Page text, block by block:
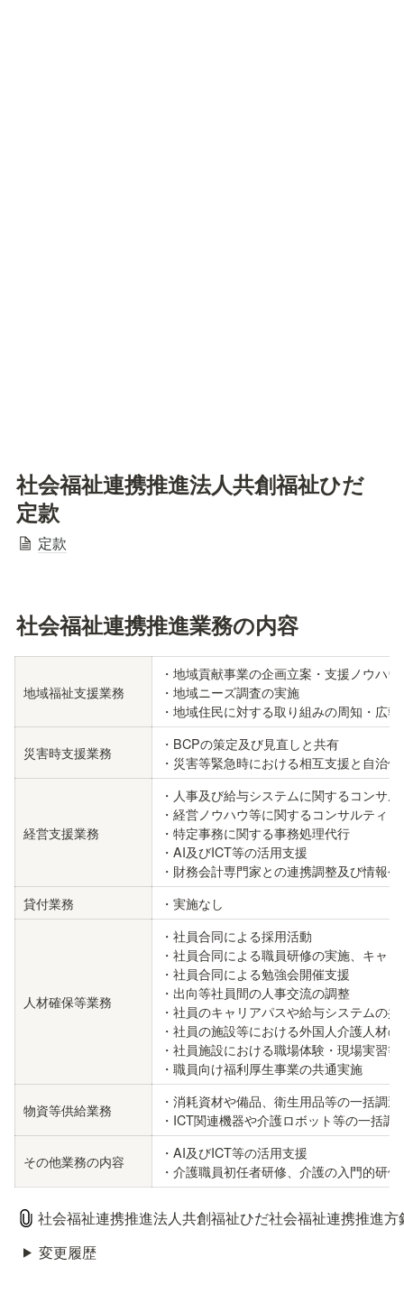
社会福祉連携推進法人共創福祉ひだ
定款
定款
社会福祉連携推進業務の内容
地域福祉支援業務
・地域貢献事業の企画立案・支援ノウハ
・地域ニーズ調査の実施
・地域住民に対する取り組みの周知・広報
災害時支援業務
・BCPの策定及び見直しと共有
・災害等緊急時における相互支援と自治
経営支援業務
・人事及び給与システムに関するコンサ
・経営ノウハウ等に関するコンサルティ
・特定事務に関する事務処理代行
・AI及びICT等の活用支援
・財務会計専門家との連携調整及び情報公
貸付業務
・実施なし
人材確保等業務
・社員合同による採用活動
・社員合同による職員研修の実施、キャ
・社員合同による勉強会開催支援
・出向等社員間の人事交流の調整
・社員のキャリアパスや給与システムの
・社員の施設等における外国人介護人材
・社員施設における職場体験・現場実習
・職員向け福利厚生事業の共通実施
物資等供給業務
・消耗資材や備品、衛生用品等の一括調達
・ICT関連機器や介護ロボット等の一括調
その他業務の内容
・AI及びICT等の活用支援
・介護職員初任者研修、介護の入門的研
社会福祉連携推進法人共創福祉ひだ社会福祉連携推進方
変更履歴